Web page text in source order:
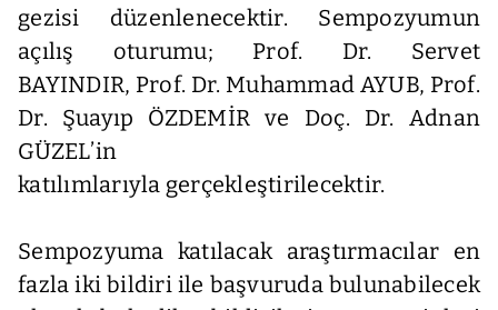
gezisi düzenlenecektir. Sempozyumun
açılış oturumu; Prof. Dr. Servet
BAYINDIR, Prof. Dr. Muhammad AYUB, Prof.
Dr. Şuayıp ÖZDEMİR ve Doç. Dr. Adnan
GÜZEL’in
katılımlarıyla gerçekleştirilecektir.
Sempozyuma katılacak araştırmacılar en
fazla iki bildiri ile başvuruda bulunabilecek